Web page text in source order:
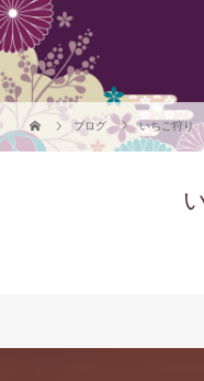
ブログ いちご狩り